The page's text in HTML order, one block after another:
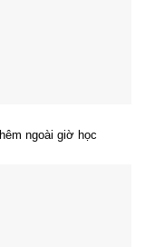
ngoài giờ học